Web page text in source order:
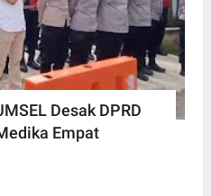
Desak DPRD
Empat